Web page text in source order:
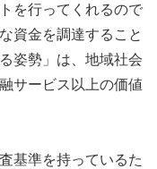
を行ってくれるので
資金を調達すること
姿勢」は、地域社会
サービス以上の価値
基準を持っているた